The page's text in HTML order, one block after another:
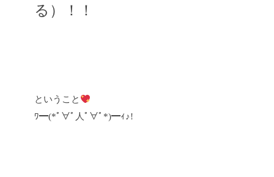
る）！！
ということ
ﾜ━(*ﾟ∀ﾟ人ﾟ∀ﾟ*)━ｨ♪!